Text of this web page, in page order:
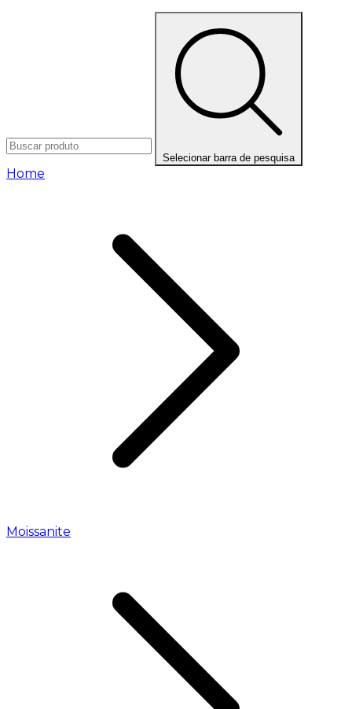
Selecionar barra de pesquisa
Home
Moissanite